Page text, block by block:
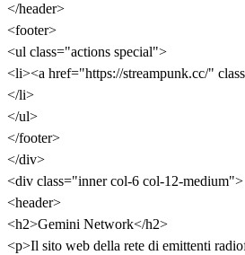
</header>
<footer>
<ul class="actions special">
<li><a href="https://streampunk.cc/"
</li>
</ul>
</footer>
</div>
<div class="inner col-6 col-12-medium">
<header>
<h2>Gemini Network</h2>
<p>Il sito web della rete di emittenti